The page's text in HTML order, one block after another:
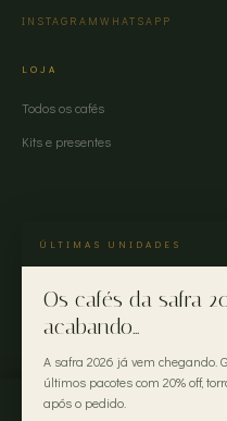
INSTAGRAM WHATSAPP
LOJA
Todos os cafés
Kits e presentes
AJUDA
Envio e entrega
ÚLTIMAS UNIDADES
Os cafés da safra
acabando...
A safra 2026 já vem chegando.
últimos pacotes com 20% off,
após o pedido.
Usamos cookies para